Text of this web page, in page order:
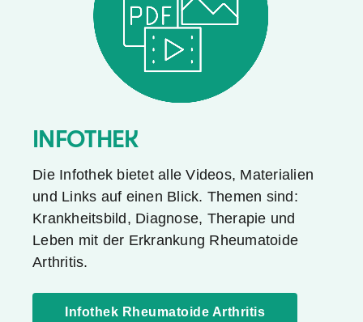
INFOTHEK
Die Infothek bietet alle Videos, Materialien
und Links auf einen Blick. Themen sind:
Krankheitsbild, Diagnose, Therapie und
Leben mit der Erkrankung Rheumatoide
Arthritis.
Infothek Rheumatoide Arthritis